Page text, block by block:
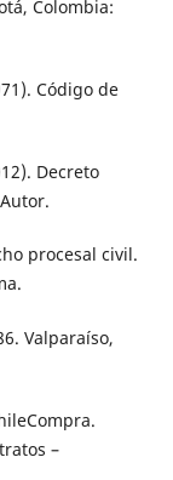
Colombia:
Código de
Decreto
procesal civil.
Valparaíso,
–